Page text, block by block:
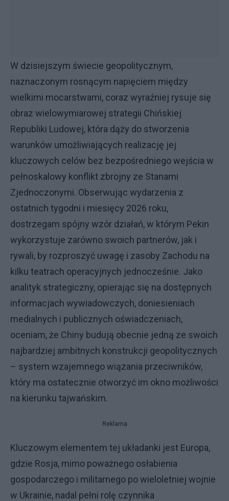
W dzisiejszym świecie geopolitycznym,
naznaczonym rosnącym napięciem między
wielkimi mocarstwami, coraz wyraźniej rysuje się
obraz wielowymiarowej strategii Chińskiej
Republiki Ludowej, która dąży do stworzenia
warunków umożliwiających realizację jej
kluczowych celów bez bezpośredniego wejścia w
pełnoskalowy konflikt zbrojny ze Stanami
Zjednoczonymi. Obserwując wydarzenia z
ostatnich tygodni i miesięcy 2026 roku,
dostrzegam spójny wzór działań, w którym Pekin
wykorzystuje zarówno swoich partnerów, jak i
rywali, by rozproszyć uwagę i zasoby Zachodu na
kilku teatrach operacyjnych jednocześnie. Jako
analityk strategiczny, opierając się na dostępnych
informacjach wywiadowczych, doniesieniach
medialnych i publicznych oświadczeniach,
oceniam, że Chiny budują obecnie jedną ze swoich
najbardziej ambitnych konstrukcji geopolitycznych
– system wzajemnego wiązania przeciwników,
który ma ostatecznie otworzyć im okno możliwości
na kierunku tajwańskim.
Reklama
Kluczowym elementem tej układanki jest Europa,
gdzie Rosja, mimo poważnego osłabienia
gospodarczego i militarnego po wieloletniej wojnie
w Ukrainie, nadal pełni rolę czynnika